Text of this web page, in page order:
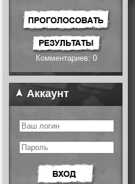
Комментариев: 0
Аккаунт